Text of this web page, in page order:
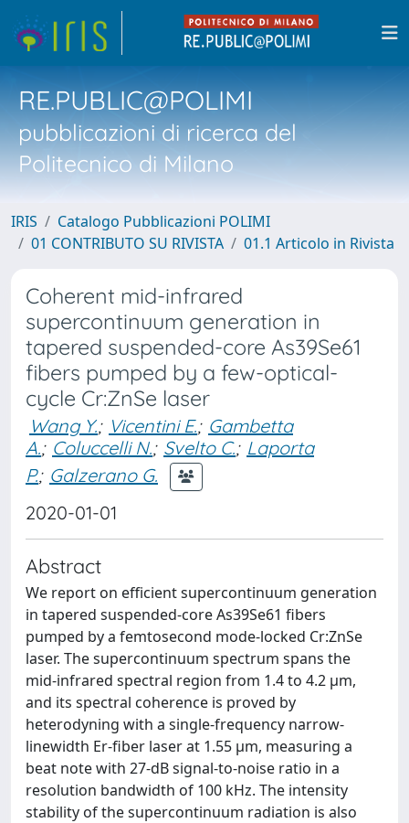
RE.PUBLIC@POLIMI
pubblicazioni di ricerca del
Politecnico di Milano
IRIS
Catalogo Pubblicazioni POLIMI
01 CONTRIBUTO SU RIVISTA
01.1 Articolo in Rivista
Coherent mid-infrared
supercontinuum generation in
tapered suspended-core As39Se61
fibers pumped by a few-optical-
cycle Cr:ZnSe laser
Wang Y.; Vicentini E.; Gambetta
A.; Coluccelli N.; Svelto C.; Laporta
P.; Galzerano G.
2020-01-01
Abstract
We report on efficient supercontinuum generation
in tapered suspended-core As39Se61 fibers
pumped by a femtosecond mode-locked Cr:ZnSe
laser. The supercontinuum spectrum spans the
mid-infrared spectral region from 1.4 to 4.2 µm,
and its spectral coherence is proved by
heterodyning with a single-frequency narrow-
linewidth Er-fiber laser at 1.55 µm, measuring a
beat note with 27-dB signal-to-noise ratio in a
resolution bandwidth of 100 kHz. The intensity
stability of the supercontinuum radiation is also